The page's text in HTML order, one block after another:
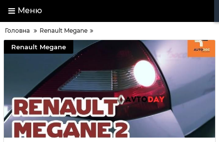
Меню
Головна Renault Megane
Renault Megane